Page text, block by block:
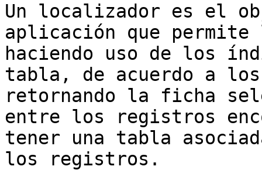
Un localizador es el
aplicación que
haciendo uso de los
tabla, de acuerdo a
retornando la ficha
entre los registros
tener una tabla
los registros.